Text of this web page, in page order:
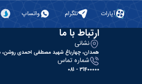
آپارات تلگرام واتساپ
ارتباط با ما
نشانی
همدان، چهارباغ شهید مصطفی احمدی روشن،
شماره تماس
31400000 - 081